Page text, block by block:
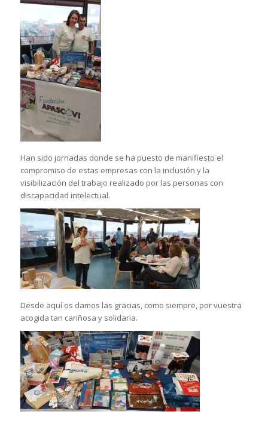
Han sido jornadas donde se ha puesto de manifiesto el
compromiso de estas empresas con la inclusión y la
visibilización del trabajo realizado por las personas con
discapacidad intelectual.
Desde aquí os damos las gracias, como siempre, por vuestra
acogida tan cariñosa y solidaria.